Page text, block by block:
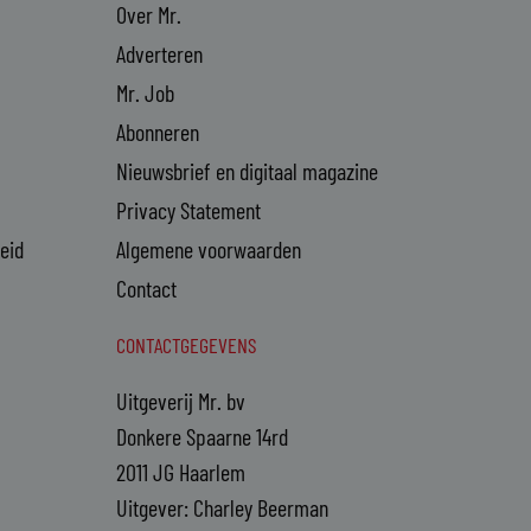
Over Mr.
Adverteren
Mr. Job
Abonneren
Nieuwsbrief en digitaal magazine
Privacy Statement
Algemene voorwaarden
Contact
CONTACTGEGEVENS
Uitgeverij Mr. bv
Donkere Spaarne 14rd
2011 JG Haarlem
Uitgever: Charley Beerman